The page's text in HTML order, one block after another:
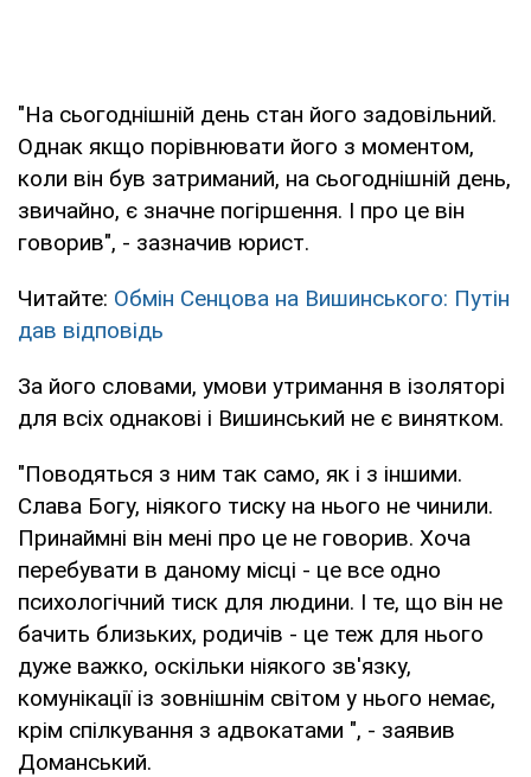
"На сьогоднішній день стан його задовільний.
Однак якщо порівнювати його з моментом,
коли він був затриманий, на сьогоднішній день,
звичайно, є значне погіршення. І про це він
говорив", - зазначив юрист.
Читайте: Обмін Сенцова на Вишинського: Путін
дав відповідь
За його словами, умови утримання в ізоляторі
для всіх однакові і Вишинський не є винятком.
"Поводяться з ним так само, як і з іншими.
Слава Богу, ніякого тиску на нього не чинили.
Принаймні він мені про це не говорив. Хоча
перебувати в даному місці - це все одно
психологічний тиск для людини. І те, що він не
бачить близьких, родичів - це теж для нього
дуже важко, оскільки ніякого зв'язку,
комунікації із зовнішнім світом у нього немає,
крім спілкування з адвокатами ", - заявив
Доманський.